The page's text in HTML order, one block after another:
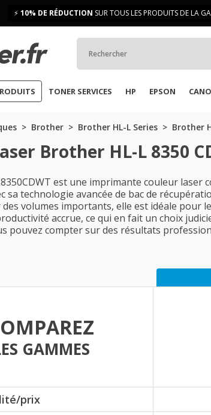
⚡ 10% DE RÉDUCTION SUR TOUS LES PRODUITS DE LA
TONER SERVICES HP EPSON
Brother Brother HL-L Series Brother
Brother HL-L 8350
est une imprimante couleur
sa technologie avancée de bac de
des volumes importants, elle est idéale pour
accrue, ce qui en fait un choix
pouvez compter sur des résultats
GAMMES
prix